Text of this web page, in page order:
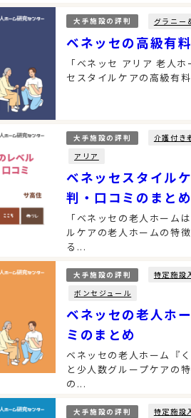
大手施設の評判 グラニー
ベネッセの高級有
「ベネッセ アリア 老人
セスタイルケアの高級有
大手施設の評判 介護付き
アリア
ベネッセスタイル
判・口コミのまとめ
「ベネッセの老人ホーム
ルケアの老人ホームの特
る...
大手施設の評判 特定施設
ボンセジュール
ベネッセの老人ホ
ミのまとめ
ベネッセの老人ホーム『
と少人数グループケアの
の...
大手施設の評判 特定施設